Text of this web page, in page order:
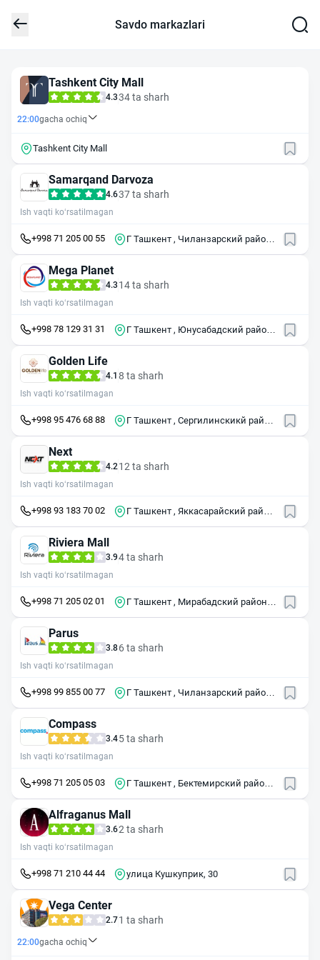
Savdo markazlari
Tashkent City Mall
4.334 ta sharh
22:00gacha ochiq
Tashkent City Mall
Samarqand Darvoza
4.637 ta sharh
Ish vaqti ko‘rsatilmagan
+998 71 205 00 55
Г Ташкент , Чиланзарский район ,
Mega Planet
4.3 14 ta sharh
Ish vaqti ko‘rsatilmagan
+998 78 129 31 31
Г Ташкент , Юнусабадский район ,
Golden Life
4.1 8 ta sharh
Ish vaqti ko‘rsatilmagan
+998 95 476 68 88
Г Ташкент , Сергилинскикй район
Next
4.2 12 ta sharh
Ish vaqti ko‘rsatilmagan
+998 93 183 70 02
Г Ташкент , Яккасарайский район
Riviera Mall
3.94 ta sharh
Ish vaqti ko‘rsatilmagan
+998 71 205 02 01
Г Ташкент , Мирабадский район ,
Parus
3.86 ta sharh
Ish vaqti ko‘rsatilmagan
+998 99 855 00 77
Г Ташкент , Чиланзарский район ,
Compass
3.45 ta sharh
Ish vaqti ko‘rsatilmagan
+998 71 205 05 03
Г Ташкент , Бектемирский район ,
Alfraganus Mall
3.62 ta sharh
Ish vaqti ko‘rsatilmagan
+998 71 210 44 44 улица Кушкуприк, 30
Vega Center
2.71 ta sharh
22:00gacha ochiq